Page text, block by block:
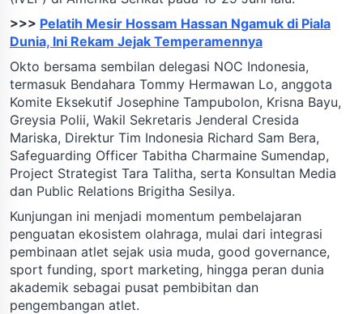
>>> Pelatih Mesir Hossam Hassan Ngamuk di Piala
Dunia, Ini Rekam Jejak Temperamennya
Okto bersama sembilan delegasi NOC Indonesia,
termasuk Bendahara Tommy Hermawan Lo, anggota
Komite Eksekutif Josephine Tampubolon, Krisna Bayu,
Greysia Polii, Wakil Sekretaris Jenderal Cresida
Mariska, Direktur Tim Indonesia Richard Sam Bera,
Safeguarding Officer Tabitha Charmaine Sumendap,
Project Strategist Tara Talitha, serta Konsultan Media
dan Public Relations Brigitha Sesilya.
Kunjungan ini menjadi momentum pembelajaran
penguatan ekosistem olahraga, mulai dari integrasi
pembinaan atlet sejak usia muda, good governance,
sport funding, sport marketing, hingga peran dunia
akademik sebagai pusat pembibitan dan
pengembangan atlet.